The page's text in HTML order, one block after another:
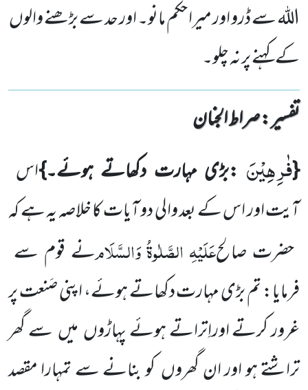
اللہ سے ڈرو اور میرا حکم مانو۔ اور حد سے بڑھنے والوں
کے کہنے پر نہ چلو۔
تفسیر : ‎صراط الجنان
}فٰرِهِیْنَ :بڑی مہارت دکھاتے ہوئے۔{اس
آیت اور اس کے بعد والی دو آیات کا خلاصہ یہ ہے کہ
حضرت صالحعَلَیْہِ الصَّلٰوۃُوَالسَّلَامنے قوم سے
فرمایا: تم بڑی مہارت دکھاتے ہوئے، اپنی صَنعت پر
غرور کرتے اوراِتراتے ہوئے پہاڑوںمیں سے گھر
تراشتے ہو اور ان گھروں کو بنانے سے تمہارا مقصد